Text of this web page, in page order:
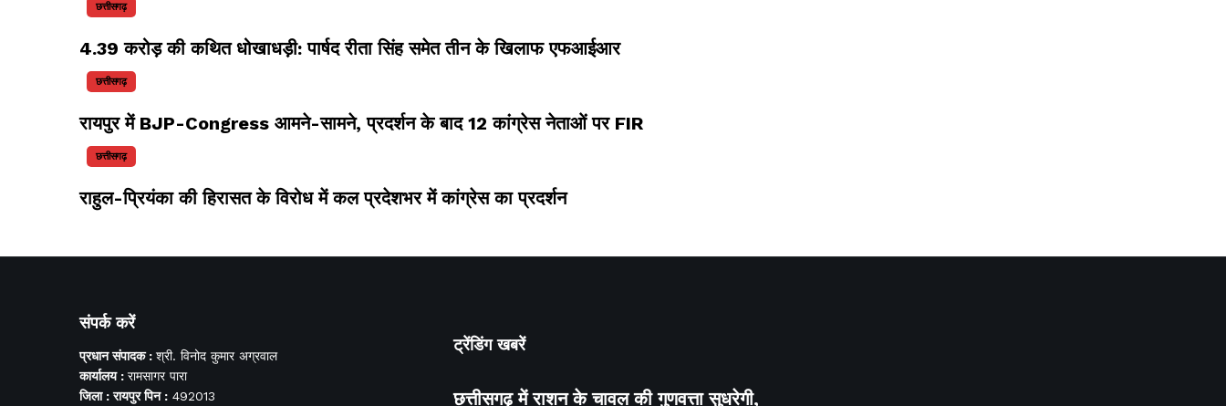
छत्तीसगढ़
4.39 करोड़ की कथित धोखाधड़ी: पार्षद रीता सिंह समेत तीन के खिलाफ एफआईआर
छत्तीसगढ़
रायपुर में BJP-Congress आमने-सामने, प्रदर्शन के बाद 12 कांग्रेस नेताओं पर FIR
छत्तीसगढ़
राहुल-प्रियंका की हिरासत के विरोध में कल प्रदेशभर में कांग्रेस का प्रदर्शन
संपर्क करें
प्रधान संपादक : श्री. विनोद कुमार अग्रवाल
कार्यालय : रामसागर पारा
जिला : रायपुर पिन : 492013
ट्रेंडिंग खबरें
छत्तीसगढ़ में राशन के चावल की गुणवत्ता सुधरेगी,